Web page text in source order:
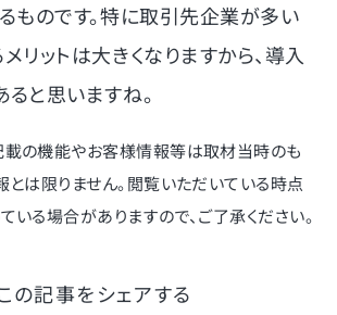
ものです。特に取引先企業が多い
リットは大きくなりますから、導入
と思いますね。
の機能やお客様情報等は取材当時のも
とは限りません。閲覧いただいている時点
いる場合がありますので、ご了承ください。
の記事をシェアする